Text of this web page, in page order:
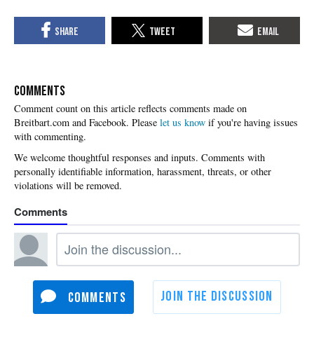
COMMENTS
Please let us know if you're having issues
with commenting.